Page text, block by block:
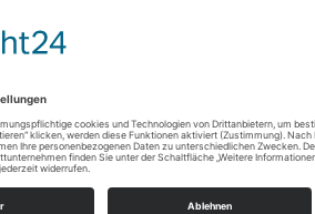
Gottesdienste